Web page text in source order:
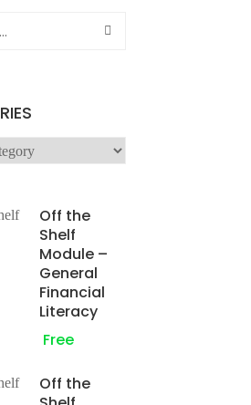
Off the
Shelf
Module –
General
Financial
Literacy
Free
Off the